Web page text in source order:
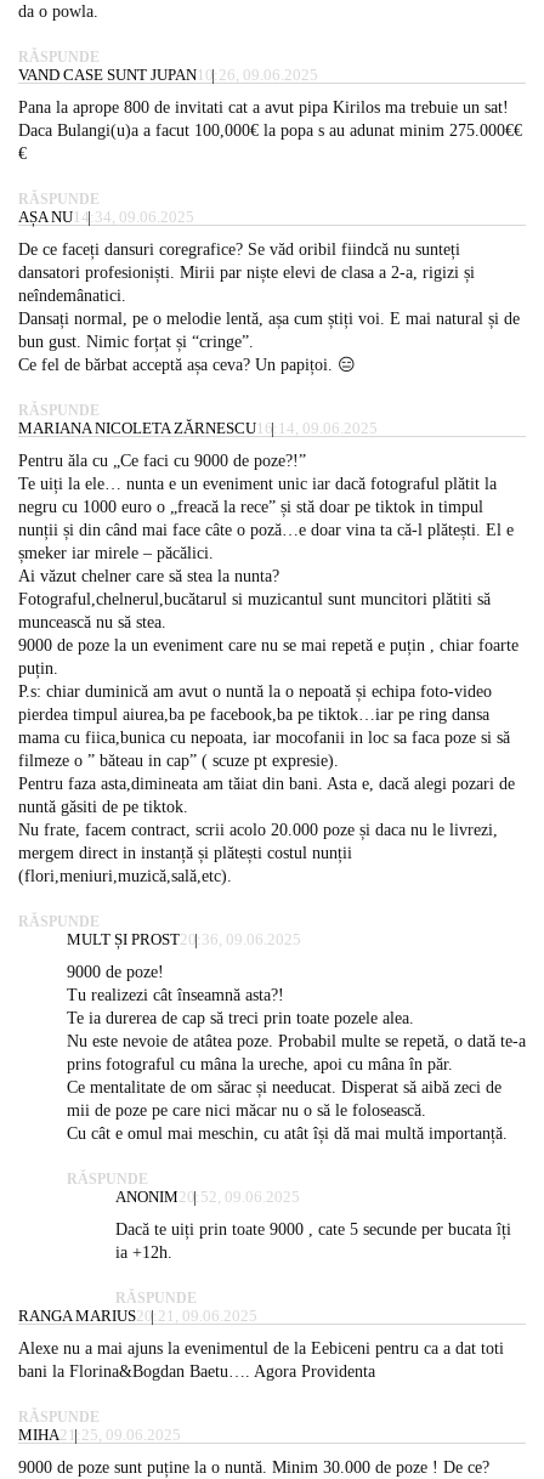
da o powla.
RĂSPUNDE
VAND CASE SUNT JUPAN10:26, 09.06.2025
Pana la aprope 800 de invitati cat a avut pipa Kirilos ma trebuie un sat!
Daca Bulangi(u)a a facut 100,000€ la popa s au adunat minim 275.000€€
€
RĂSPUNDE
AȘA NU14:34, 09.06.2025
De ce faceți dansuri coregrafice? Se văd oribil fiindcă nu sunteți
dansatori profesioniști. Mirii par niște elevi de clasa a 2-a, rigizi și
neîndemânatici.
Dansați normal, pe o melodie lentă, așa cum știți voi. E mai natural și de
bun gust. Nimic forțat și “cringe”.
Ce fel de bărbat acceptă așa ceva? Un papițoi. 😑
RĂSPUNDE
MARIANA NICOLETA ZĂRNESCU16:14, 09.06.2025
Pentru ăla cu „Ce faci cu 9000 de poze?!”
Te uiți la ele… nunta e un eveniment unic iar dacă fotograful plătit la
negru cu 1000 euro o „freacă la rece” și stă doar pe tiktok in timpul
nunții și din când mai face câte o poză…e doar vina ta că-l plătești. El e
șmeker iar mirele – păcălici.
Ai văzut chelner care să stea la nunta?
Fotograful,chelnerul,bucătarul si muzicantul sunt muncitori plătiti să
muncească nu să stea.
9000 de poze la un eveniment care nu se mai repetă e puțin , chiar foarte
puțin.
P.s: chiar duminică am avut o nuntă la o nepoată și echipa foto-video
pierdea timpul aiurea,ba pe facebook,ba pe tiktok…iar pe ring dansa
mama cu fiica,bunica cu nepoata, iar mocofanii in loc sa faca poze si să
filmeze o ” băteau in cap” ( scuze pt expresie).
Pentru faza asta,dimineata am tăiat din bani. Asta e, dacă alegi pozari de
nuntă găsiti de pe tiktok.
Nu frate, facem contract, scrii acolo 20.000 poze și daca nu le livrezi,
mergem direct in instanță și plătești costul nunții
(flori,meniuri,muzică,sală,etc).
RĂSPUNDE
MULT ȘI PROST20:36, 09.06.2025
9000 de poze!
Tu realizezi cât înseamnă asta?!
Te ia durerea de cap să treci prin toate pozele alea.
Nu este nevoie de atâtea poze. Probabil multe se repetă, o dată te-a
prins fotograful cu mâna la ureche, apoi cu mâna în păr.
Ce mentalitate de om sărac și needucat. Disperat să aibă zeci de
mii de poze pe care nici măcar nu o să le folosească.
Cu cât e omul mai meschin, cu atât își dă mai multă importanță.
RĂSPUNDE
ANONIM20:52, 09.06.2025
Dacă te uiți prin toate 9000 , cate 5 secunde per bucata îți
ia +12h.
RĂSPUNDE
RANGA MARIUS20:21, 09.06.2025
Alexe nu a mai ajuns la evenimentul de la Eebiceni pentru ca a dat toti
bani la Florina&Bogdan Baetu…. Agora Providenta
RĂSPUNDE
MIHA21:25, 09.06.2025
9000 de poze sunt puține la o nuntă. Minim 30.000 de poze ! De ce?